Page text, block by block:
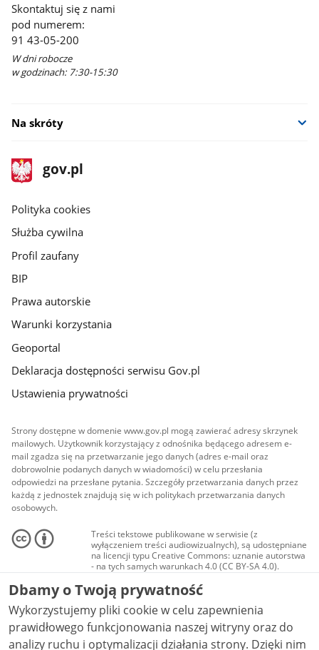
Skontaktuj się z nami
pod numerem:
91 43-05-200
W dni robocze
w godzinach: 7:30-15:30
Na skróty
stopka
gov.pl
Strona
gov.pl
gov.pl
Polityka cookies
Służba cywilna
Profil zaufany
BIP
Prawa autorskie
Warunki korzystania
Geoportal
Deklaracja dostępności serwisu Gov.pl
Ustawienia prywatności
Strony dostępne w domenie www.gov.pl mogą zawierać adresy skrzynek
mailowych. Użytkownik korzystający z odnośnika będącego adresem e-
mail zgadza się na przetwarzanie jego danych (adres e-mail oraz
dobrowolnie podanych danych w wiadomości) w celu przesłania
odpowiedzi na przesłane pytania. Szczegóły przetwarzania danych przez
każdą z jednostek znajdują się w ich politykach przetwarzania danych
osobowych.
Treści tekstowe publikowane w serwisie (z
wyłączeniem treści audiowizualnych), są udostępniane
na licencji typu Creative Commons: uznanie autorstwa
- na tych samych warunkach 4.0 (CC BY-SA 4.0).
Materiały audiowizualne, w tym zdjęcia, materiały
audio i wideo, są udostępniane na licencji typu
Creative Commons: uznanie autorstwa użycie
niekomercyjne - bez utworów zależnych 4.0 (CC BY-
NC-ND 4.0), o ile nie jest to stwierdzone inaczej.
Dbamy o Twoją prywatność
Wykorzystujemy pliki cookie w celu zapewnienia
prawidłowego funkcjonowania naszej witryny oraz do
analizy ruchu i optymalizacji działania strony. Dzięki nim